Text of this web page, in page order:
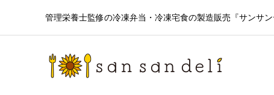
管理栄養士監修の冷凍弁当・冷凍宅食の製造販売『サンサン